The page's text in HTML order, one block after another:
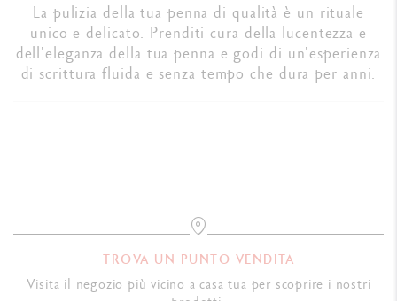
La pulizia della tua penna di qualità è un rituale
unico e delicato. Prenditi cura della lucentezza e
dell'eleganza della tua penna e godi di un'esperienza
di scrittura fluida e senza tempo che dura per anni.
TROVA UN PUNTO VENDITA
Visita il negozio più vicino a casa tua per scoprire i nostri